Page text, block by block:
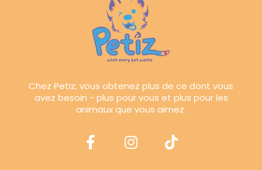
Chez Petiz, vous obtenez plus de ce dont vous
avez besoin - plus pour vous et plus pour les
animaux que vous aimez.